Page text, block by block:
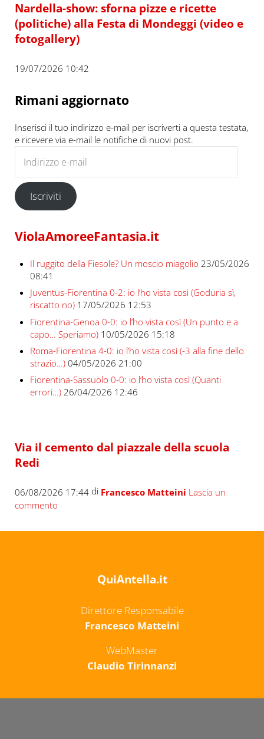
Nardella-show: sforna pizze e ricette
(politiche) alla Festa di Mondeggi (video e
fotogallery)
19/07/2026 10:42
Rimani aggiornato
Inserisci il tuo indirizzo e-mail per iscriverti a questa testata,
e ricevere via e-mail le notifiche di nuovi post.
Iscriviti
ViolaAmoreeFantasia.it
Il ruggito della Fiesole? Un moscio miagolio 23/05/2026
08:41
Juventus-Fiorentina 0-2: io l’ho vista così (Goduria sì,
riscatto no) 17/05/2026 12:53
Fiorentina-Genoa 0-0: io l’ho vista così (Un punto e a
capo… Speriamo) 10/05/2026 15:18
Roma-Fiorentina 4-0: io l’ho vista così (-3 alla fine dello
strazio…) 04/05/2026 21:00
Fiorentina-Sassuolo 0-0: io l’ho vista così (Quanti
errori…) 26/04/2026 12:46
Via il cemento dal piazzale della scuola
Redi
06/08/2026 17:44di Francesco Matteini Lascia un
commento
QuiAntella.it
Direttore Responsabile
Francesco Matteini
WebMaster
Claudio Tirinnanzi